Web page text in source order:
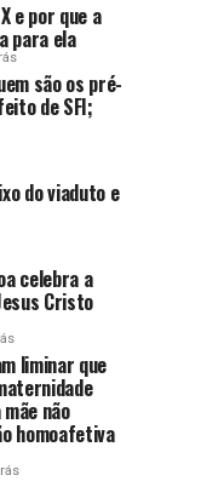
e por que a
para ela
são os pré-
de SFI;
do viaduto e
celebra a
Cristo
liminar que
não
homoafetiva